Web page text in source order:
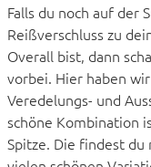
Falls du noch auf der
Reißverschluss zu
Overall bist, dann
vorbei. Hier haben
Veredelungs- und
schöne Kombination
Spitze. Die findest